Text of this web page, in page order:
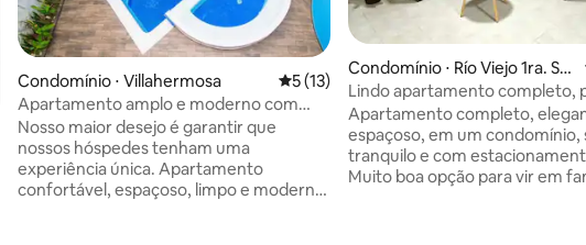
avaliação média de 5, 97 avaliações
Condomínio ⋅ Villahermosa 5 de uma avaliação média de 5, 13
5 (13)
Apartamento amplo e moderno com
piscina Tab2000
Nosso maior desejo é garantir que
nossos hóspedes tenham uma
experiência única. Apartamento
confortável, espaçoso, limpo e moderno
Condomínio ⋅ Río Viejo 1ra. Se
cción
Lindo apartamento completo,
para 6 pessoas.
Apartamento completo,
espaçoso, em um condomínio,
tranquilo e com
Muito boa opção para vir em